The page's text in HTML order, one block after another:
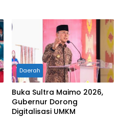
Daerah
Buka Sultra Maimo 2026,
Gubernur Dorong
Digitalisasi UMKM